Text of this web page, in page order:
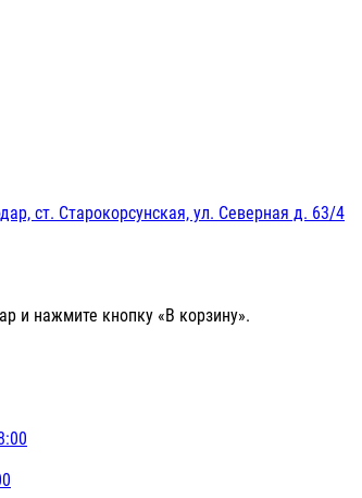
ст. Старокорсунская, ул. Северная д. 63/4
и нажмите кнопку «В корзину».